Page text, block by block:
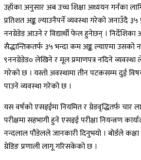
उहाँका अनुसार अब उच्च शिक्षा अध्ययन गर्नका
प्रतिशत अङ्क ल्याउनैपर्ने व्यवस्था गरेको जनाउँदै
ननग्रेडेड आउने र विद्यार्थी फेल हुनेछन् । निर्देशिका
सैद्धान्तिकतर्फ ३५ भन्दा कम अङ्क ल्याएमा उसको
९ननग्रेडेड० लेखिने र मूल प्रमाणपत्र नदिने व्यवस्था
गरेको छ । यस्तो अवस्थामा तीन पटकसम्म दुई
पाउने व्यवस्था गरेको छ ।
यस वर्षको एसइईमा नियमित र ग्रेडवृद्धितर्फ चार
परीक्षमा सहभागी हुने एसइई परीक्षा नियन्त्रण
नन्दलाल पौडेलले जानकारी दिनुभयो । बोर्डले
ग्रेडिङ प्रणाली लागू गरिसकेको छ ।